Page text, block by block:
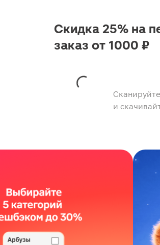
и
Скидка 25% на
заказ от 1000 ₽